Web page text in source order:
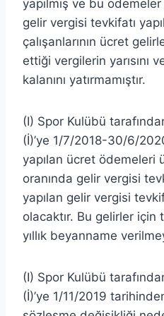
yapılmış ve bu
gelir vergisi tevkifatı
çalışanlarının ücret
ettiği vergilerin yarısını
kalanını yatırmamıştır.
(I) Spor Kulübü
(İ)’ye 1/7/2018-30/6/
yapılan ücret ödemeleri
oranında gelir vergisi
yapılan gelir vergisi
olacaktır. Bu gelirler için
yıllık beyanname
(I) Spor Kulübü
(İ)’ye 1/11/2019